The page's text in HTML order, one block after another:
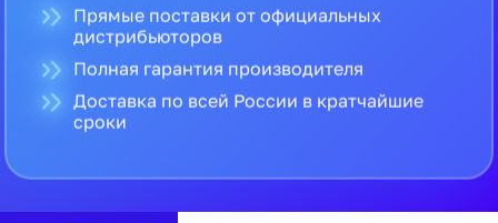
Прямые поставки от официальных
дистрибьюторов
Полная гарантия производителя
Доставка по всей России в кратчайшие
сроки